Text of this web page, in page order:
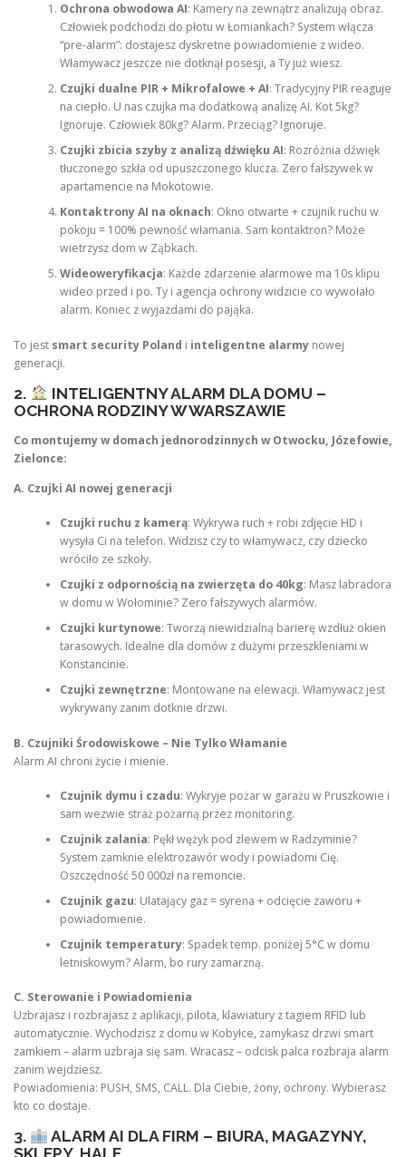
Ochrona obwodowa AI: Kamery na zewnątrz analizują obraz.
Człowiek podchodzi do płotu w Łomiankach? System włącza
“pre-alarm”: dostajesz dyskretne powiadomienie z wideo.
Włamywacz jeszcze nie dotknął posesji, a Ty już wiesz.
Czujki dualne PIR + Mikrofalowe + AI: Tradycyjny PIR reaguje
na ciepło. U nas czujka ma dodatkową analizę AI. Kot 5kg?
Ignoruje. Człowiek 80kg? Alarm. Przeciąg? Ignoruje.
Czujki zbicia szyby z analizą dźwięku AI: Rozróżnia dźwięk
tłuczonego szkła od upuszczonego klucza. Zero fałszywek w
apartamencie na Mokotowie.
Kontaktrony AI na oknach: Okno otwarte + czujnik ruchu w
pokoju = 100% pewność włamania. Sam kontaktron? Może
wietrzysz dom w Ząbkach.
Wideoweryfikacja: Każde zdarzenie alarmowe ma 10s klipu
wideo przed i po. Ty i agencja ochrony widzicie co wywołało
alarm. Koniec z wyjazdami do pająka.
To jest smart security Poland i inteligentne alarmy nowej
generacji.
2.
INTELIGENTNY ALARM DLA DOMU –
OCHRONA RODZINY W WARSZAWIE
Co montujemy w domach jednorodzinnych w Otwocku, Józefowie,
Zielonce:
A. Czujki AI nowej generacji
Czujki ruchu z kamerą: Wykrywa ruch + robi zdjęcie HD i
wysyła Ci na telefon. Widzisz czy to włamywacz, czy dziecko
wróciło ze szkoły.
Czujki z odpornością na zwierzęta do 40kg: Masz labradora
w domu w Wołominie? Zero fałszywych alarmów.
Czujki kurtynowe: Tworzą niewidzialną barierę wzdłuż okien
tarasowych. Idealne dla domów z dużymi przeszkleniami w
Konstancinie.
Czujki zewnętrzne: Montowane na elewacji. Włamywacz jest
wykrywany zanim dotknie drzwi.
B. Czujniki Środowiskowe – Nie Tylko Włamanie
Alarm AI chroni życie i mienie.
Czujnik dymu i czadu: Wykryje pożar w garażu w Pruszkowie i
sam wezwie straż pożarną przez monitoring.
Czujnik zalania: Pękł wężyk pod zlewem w Radzyminie?
System zamknie elektrozawór wody i powiadomi Cię.
Oszczędność 50 000zł na remoncie.
Czujnik gazu: Ulatający gaz = syrena + odcięcie zaworu +
powiadomienie.
Czujnik temperatury: Spadek temp. poniżej 5°C w domu
letniskowym? Alarm, bo rury zamarzną.
C. Sterowanie i Powiadomienia
Uzbrajasz i rozbrajasz z aplikacji, pilota, klawiatury z tagiem RFID lub
automatycznie. Wychodzisz z domu w Kobyłce, zamykasz drzwi smart
zamkiem – alarm uzbraja się sam. Wracasz – odcisk palca rozbraja alarm
zanim wejdziesz.
Powiadomienia: PUSH, SMS, CALL. Dla Ciebie, żony, ochrony. Wybierasz
kto co dostaje.
3.
ALARM AI DLA FIRM – BIURA, MAGAZYNY,